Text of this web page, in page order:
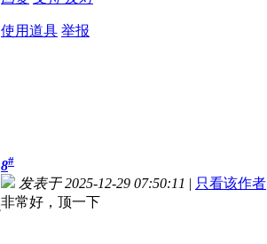
使用道具 举报
8#
发表于 2025-12-29 07:50:11 | 只看该作者
非常好，顶一下